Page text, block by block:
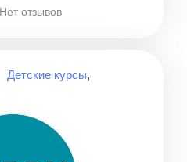
Нет отзывов
Детские курсы,